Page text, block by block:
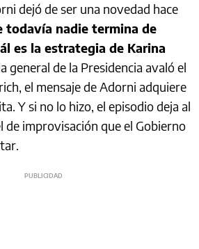
dejó de ser una novedad hace
todavía nadie termina de
es la estrategia de Karina
general de la Presidencia avaló el
el mensaje de Adorni adquiere
Y si no lo hizo, el episodio deja al
de improvisación que el Gobierno